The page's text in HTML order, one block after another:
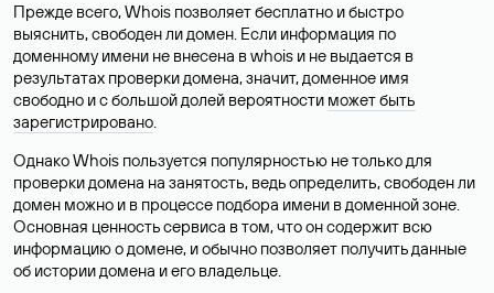
Прежде всего, Whois позволяет бесплатно и быстро
выяснить, свободен ли домен. Если информация по
доменному имени не внесена в whois и не выдается в
результатах проверки домена, значит, доменное имя
свободно и с большой долей вероятности может быть
зарегистрировано.
Однако Whois пользуется популярностью не только для
проверки домена на занятость, ведь определить, свободен ли
домен можно и в процессе подбора имени в доменной зоне.
Основная ценность сервиса в том, что он содержит всю
информацию о домене, и обычно позволяет получить данные
об истории домена и его владельце.